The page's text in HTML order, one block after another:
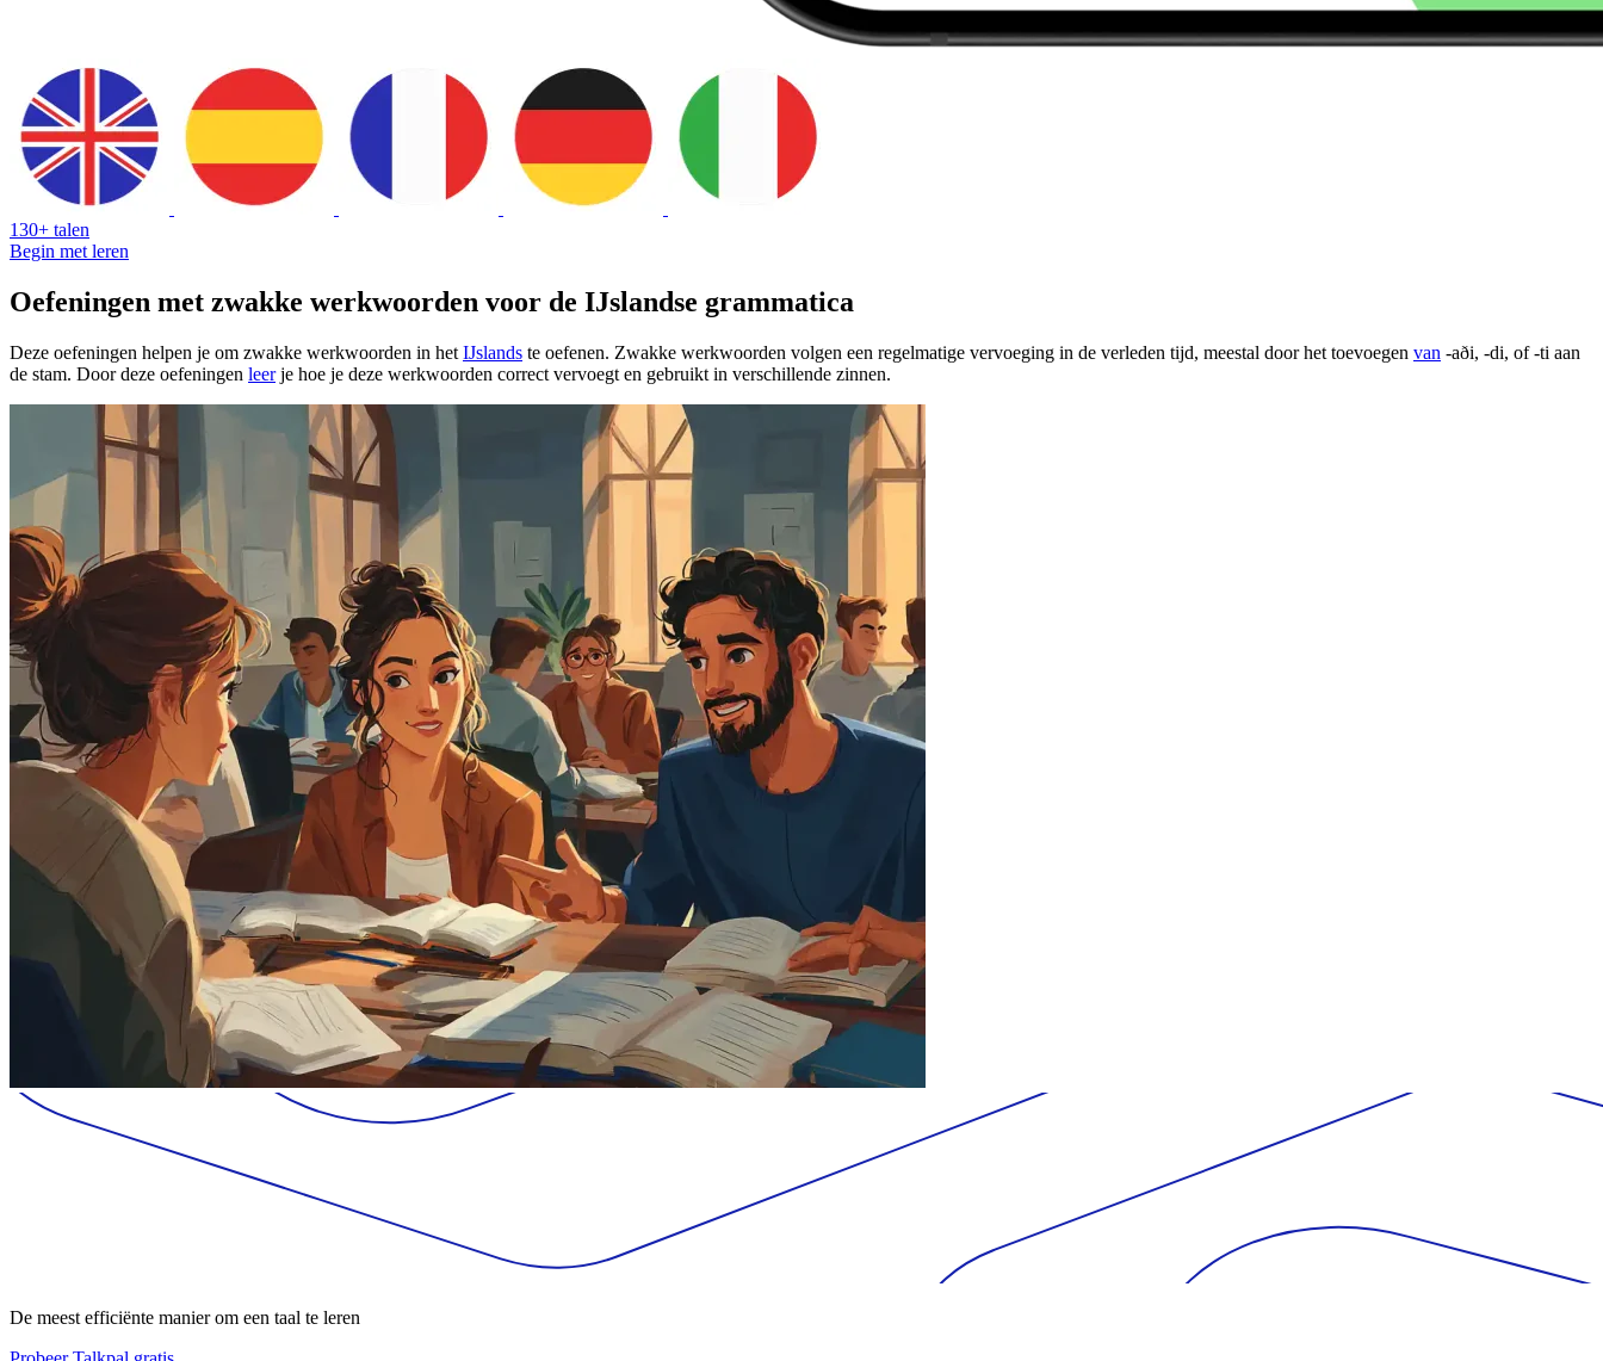
130+ talen
Begin met leren
Oefeningen met zwakke werkwoorden voor de IJslandse grammatica
Deze oefeningen helpen je om zwakke werkwoorden in het IJslands te oefenen. Zwakke werkwoorden volgen een regelmatige vervoeging in de verleden tijd, meestal door het toevoegen van -aði, -di, of -ti aan
de stam. Door deze oefeningen leerje hoe je deze werkwoorden correct vervoegt en gebruikt in verschillende zinnen.
De meest efficiënte manier om een taal te leren